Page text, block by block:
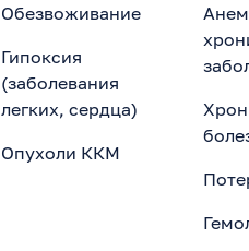
Обезвоживание
Гипоксия
(заболевания
легких, сердца)
Опухоли ККМ